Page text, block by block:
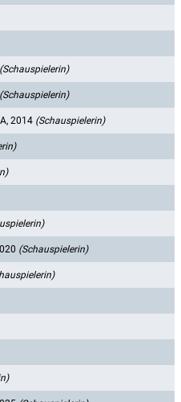
(Schauspielerin)
(Schauspielerin)
2014 (Schauspielerin)
(Schauspielerin)